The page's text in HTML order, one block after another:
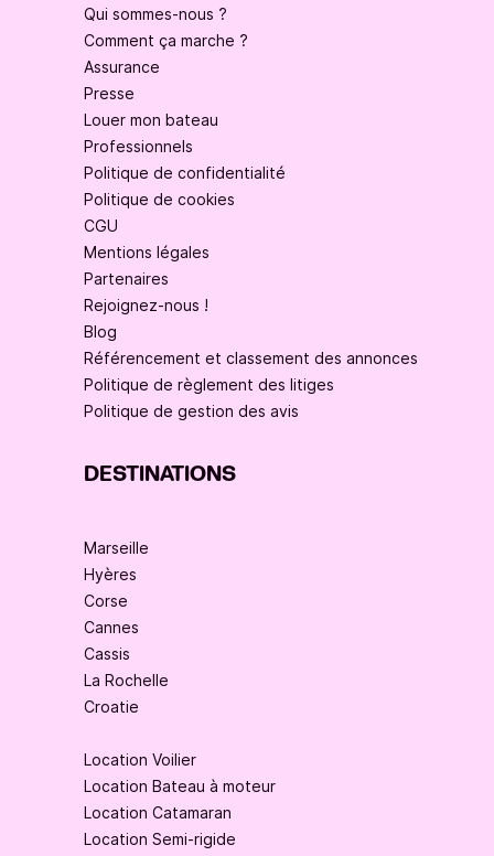
Qui sommes-nous ?
Comment ça marche ?
Assurance
Presse
Louer mon bateau
Professionnels
Politique de confidentialité
Politique de cookies
CGU
Mentions légales
Partenaires
Rejoignez-nous !
Blog
Référencement et classement des annonces
Politique de règlement des litiges
Politique de gestion des avis
DESTINATIONS
Marseille
Hyères
Corse
Cannes
Cassis
La Rochelle
Croatie
Location Voilier
Location Bateau à moteur
Location Catamaran
Location Semi-rigide